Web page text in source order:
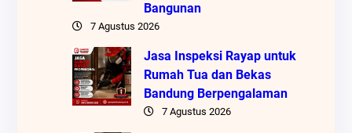
Bangunan
7 Agustus 2026
Jasa Inspeksi Rayap untuk
Rumah Tua dan Bekas
Bandung Berpengalaman
7 Agustus 2026